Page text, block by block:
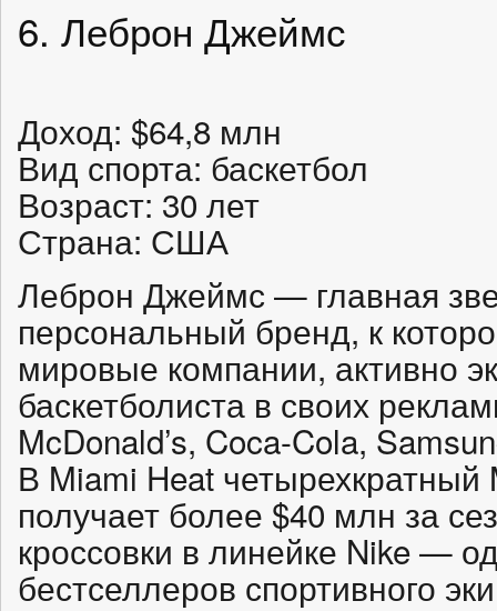
6. Леброн Джеймс
Доход: $64,8 млн
Вид спорта: баскетбол
Возраст: 30 лет
Страна: США
Леброн Джеймс — главная
персональный бренд, к
мировые компании, активно
баскетболиста в своих
McDonald’s, Coca-Cola,
В Miami Heat
получает более $40 млн за
кроссовки в линейке Nike —
бестселлеров спортивного